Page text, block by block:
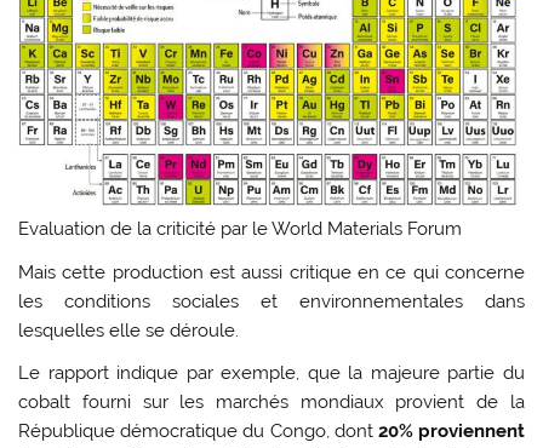
Evaluation de la criticité par le World Materials Forum
Mais cette production est aussi critique en ce qui concerne
les conditions sociales et environnementales dans
lesquelles elle se déroule.
Le rapport indique par exemple, que la majeure partie du
cobalt fourni sur les marchés mondiaux provient de la
République démocratique du Congo, dont 20% proviennent